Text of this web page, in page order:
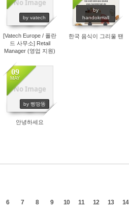
No Image
by vatech
1701
[Vatech Europe / 폴란
드 사무소] Retail
Manager (영업 지원)
by
handokmall
1462
한국 음식이 그리울 땐
No Image
09
MAY
by 삥땅똥
1572
안녕하세요
6 7 8 9 10 11 12 13 14